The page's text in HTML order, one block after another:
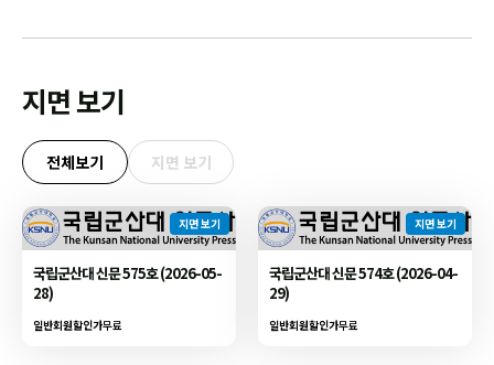
지면 보기
전체보기 지면 보기
지면 보기
국립군산대 신문 575호 (2026-05-
28)
일반회원할인가무료
지면 보기
국립군산대 신문 574호 (2026-04-
29)
일반회원할인가무료